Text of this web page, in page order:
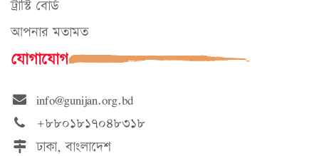
ট্রাস্টি বোর্ড
আপনার মতামত
যোগাযোগ
info@gunijan.org.bd
+৮৮০১৮১৭০৪৮৩১৮
ঢাকা, বাংলাদেশ